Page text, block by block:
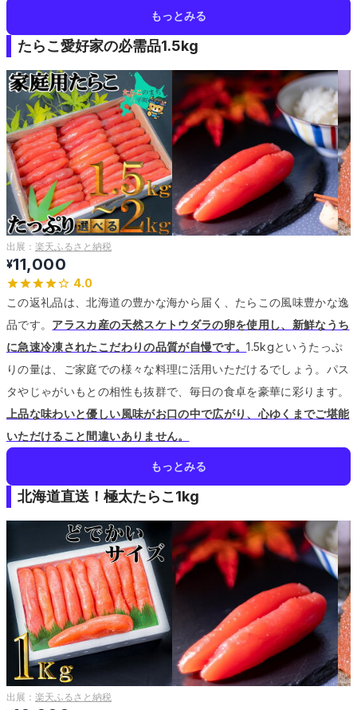
もっとみる
たらこ愛好家の必需品1.5kg
出展： 楽天ふるさと納税
¥11,000
4.0
この返礼品は、北海道の豊かな海から届く、たらこの風味豊かな逸
品です。 アラスカ産の天然スケトウダラの卵を使用し、新鮮なうち
に急速冷凍されたこだわりの品質が自慢です。1.5kgというたっぷ
りの量は、ご家庭での様々な料理に活用いただけるでしょう。 パス
タやじゃがいもとの相性も抜群で、毎日の食卓を豪華に彩ります。
上品な味わいと優しい風味がお口の中で広がり、心ゆくまでご堪能
いただけること間違いありません。
もっとみる
北海道直送！極太たらこ1kg
出展： 楽天ふるさと納税